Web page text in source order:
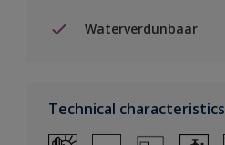
Waterverdunbaar
Technical characteristics